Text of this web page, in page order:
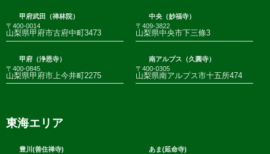
甲府武田（禅林院）
〒400-0014
山梨県甲府市古府中町3473
中央（妙福寺）
〒409-3822
山梨県中央市下三條3
甲府（浄恩寺）
〒400-0845
山梨県甲府市上今井町2275
南アルプス（久圓寺）
〒400-0305
山梨県南アルプス市十五所474
東海エリア
豊川(善住禅寺)
あま(延命寺)